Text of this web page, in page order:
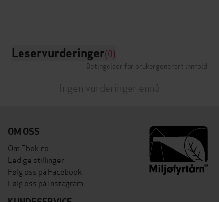
Leservurderinger(0)
Betingelser for brukergenerert innhold
Ingen vurderinger ennå
OM OSS
Om Ebok.no
Ledige stillinger
Følg oss på Facebook
Følg oss på Instagram